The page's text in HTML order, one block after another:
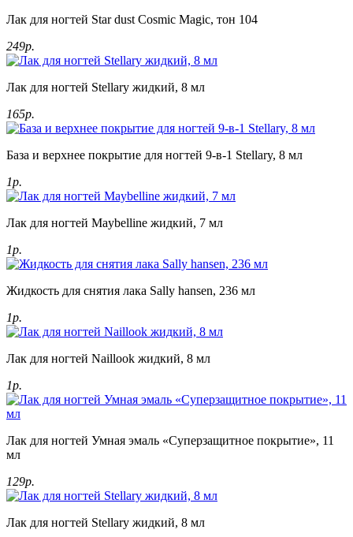
Лак для ногтей Star dust Cosmic Magic, тон 104
249р.
Лак для ногтей Stellary жидкий, 8 мл
165р.
База и верхнее покрытие для ногтей 9-в-1 Stellary, 8 мл
1р.
Лак для ногтей Maybelline жидкий, 7 мл
1р.
Жидкость для снятия лака Sally hansen, 236 мл
1р.
Лак для ногтей Naillook жидкий, 8 мл
1р.
Лак для ногтей Умная эмаль «Суперзащитное покрытие», 11
мл
129р.
Лак для ногтей Stellary жидкий, 8 мл